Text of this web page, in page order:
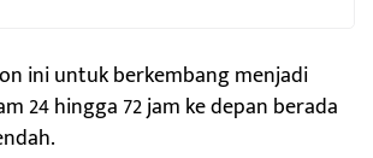
ini untuk berkembang menjadi
24 hingga 72 jam ke depan berada